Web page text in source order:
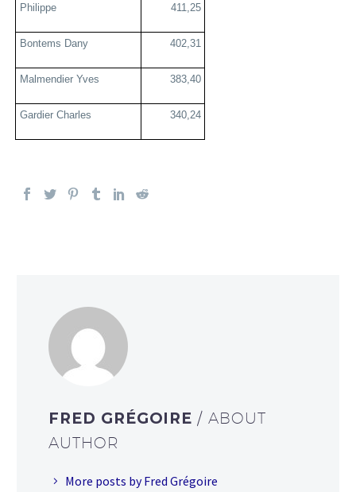
Philippe
411,25
Bontems Dany 402,31
Malmendier Yves 383,40
Gardier Charles 340,24
FRED GRÉGOIRE / ABOUT
AUTHOR
More posts by Fred Grégoire